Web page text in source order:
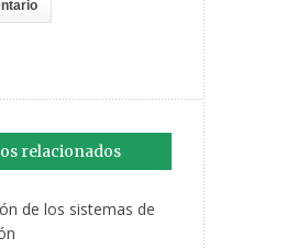
relacionados
de los sistemas de